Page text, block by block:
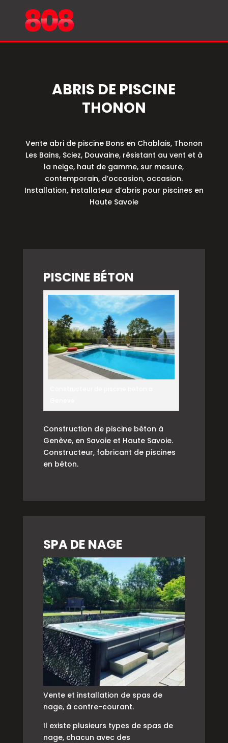
ABRIS DE PISCINE
THONON
Vente abri de piscine Bons en Chablais, Thonon
Les Bains, Sciez, Douvaine, résistant au vent et à
la neige, haut de gamme, sur mesure,
contemporain, d’occasion, occasion.
Installation, installateur d’abris pour piscines en
Haute Savoie
PISCINE BÉTON
Construction de piscine béton à
Genève, en Savoie et Haute Savoie.
Constructeur, fabricant de piscines
en béton.
SPA DE NAGE
Vente et installation de spas de
nage, à contre-courant.
Il existe plusieurs types de spas de
nage, chacun avec des